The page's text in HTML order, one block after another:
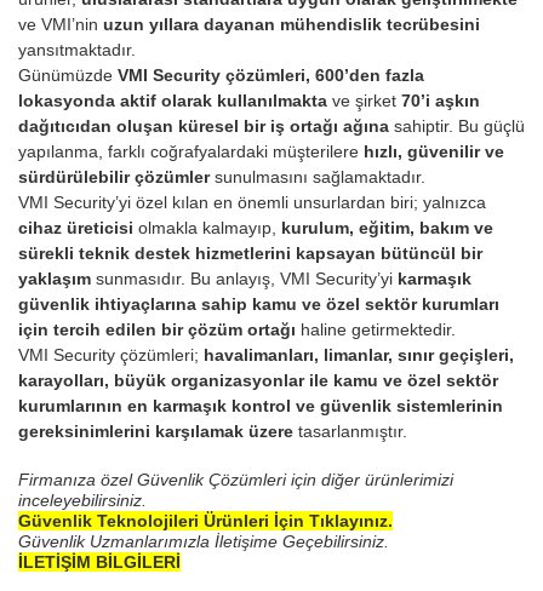
ve VMI’nin uzun yıllara dayanan mühendislik tecrübesini
yansıtmaktadır.
Günümüzde VMI Security çözümleri, 600’den fazla
lokasyonda aktif olarak kullanılmakta ve şirket 70’i aşkın
dağıtıcıdan oluşan küresel bir iş ortağı ağına sahiptir. Bu güçlü
yapılanma, farklı coğrafyalardaki müşterilere hızlı, güvenilir ve
sürdürülebilir çözümlersunulmasını sağlamaktadır.
VMI Security’yi özel kılan en önemli unsurlardan biri; yalnızca
cihaz üreticisi olmakla kalmayıp, kurulum, eğitim, bakım ve
sürekli teknik destek hizmetlerini kapsayan bütüncül bir
yaklaşım sunmasıdır. Bu anlayış, VMI Security’yi karmaşık
güvenlik ihtiyaçlarına sahip kamu ve özel sektör kurumları
için tercih edilen bir çözüm ortağı haline getirmektedir.
VMI Security çözümleri; havalimanları, limanlar, sınır geçişleri,
karayolları, büyük organizasyonlar ile kamu ve özel sektör
kurumlarının en karmaşık kontrol ve güvenlik sistemlerinin
gereksinimlerini karşılamak üzere tasarlanmıştır.
Firmanıza özel Güvenlik Çözümleri için diğer ürünlerimizi
inceleyebilirsiniz.
Güvenlik Teknolojileri Ürünleri İçin Tıklayınız.
Güvenlik Uzmanlarımızla İletişime Geçebilirsiniz.
İLETİŞİM BİLGİLERİ